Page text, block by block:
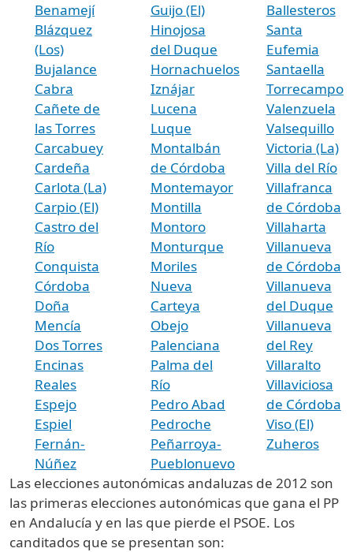
Benamejí
Blázquez
(Los)
Bujalance
Cabra
Cañete de
las Torres
Carcabuey
Cardeña
Carlota (La)
Carpio (El)
Castro del
Río
Conquista
Córdoba
Doña
Mencía
Dos Torres
Encinas
Reales
Espejo
Espiel
Fernán-
Núñez
Guijo (El)
Hinojosa
del Duque
Hornachuelos
Iznájar
Lucena
Luque
Montalbán
de Córdoba
Montemayor
Montilla
Montoro
Monturque
Moriles
Nueva
Carteya
Obejo
Palenciana
Palma del
Río
Pedro Abad
Pedroche
Peñarroya-
Pueblonuevo
Ballesteros
Santa
Eufemia
Santaella
Torrecampo
Valenzuela
Valsequillo
Victoria (La)
Villa del Río
Villafranca
de Córdoba
Villaharta
Villanueva
de Córdoba
Villanueva
del Duque
Villanueva
del Rey
Villaralto
Villaviciosa
de Córdoba
Viso (El)
Zuheros
Las elecciones autonómicas andaluzas de 2012 son
las primeras elecciones autonómicas que gana el PP
en Andalucía y en las que pierde el PSOE. Los
canditados que se presentan son: